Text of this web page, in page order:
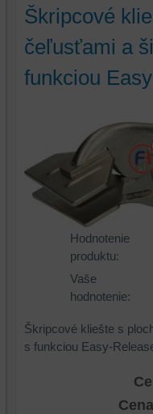
Škripcové
čeľusťami a
funkciou
Hodnotenie
produktu:
Vaše
hodnotenie:
Škripcové kliešte s
s funkciou Easy-